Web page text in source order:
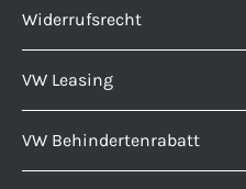
Widerrufsrecht
VW Leasing
VW Behindertenrabatt